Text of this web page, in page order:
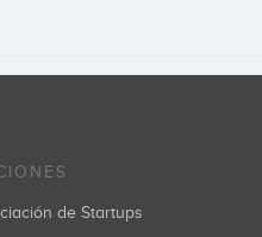
de Startups